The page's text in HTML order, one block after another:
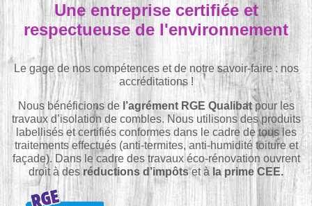
Une entreprise certifiée et
respectueuse de l'environnement
Le gage de nos compétences et de notre savoir-faire : nos
accréditations !
Nous bénéficions de l’agrément RGE Qualibatpour les
travaux d’isolation de combles. Nous utilisons des produits
labellisés et certifiés conformes dans le cadre de tous les
traitements effectués (anti-termites, anti-humidité toiture et
façade). Dans le cadre des travaux éco-rénovation ouvrent
droit à desréductions d’impôtset à la prime CEE.